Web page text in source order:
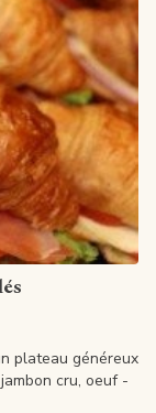
plateau généreux
cru, oeuf -